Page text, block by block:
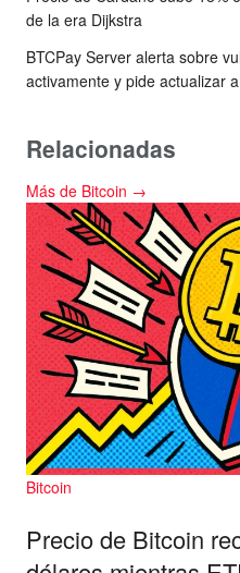
de la era Dijkstra
BTCPay Server alerta sobre
activamente y pide actualizar
Relacionadas
Más de Bitcoin →
Bitcoin
Precio de Bitcoin